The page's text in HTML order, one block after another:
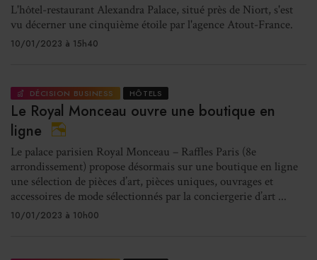
L'hôtel-restaurant Alexandra Palace, situé près de Niort, s'est
vu décerner une cinquième étoile par l'agence Atout-France.
10/01/2023 à 15h40
DÉCISION BUSINESS HÔTELS
Le Royal Monceau ouvre une boutique en
ligne
Le palace parisien Royal Monceau – Raffles Paris (8e
arrondissement) propose désormais sur une boutique en ligne
une sélection de pièces d’art, pièces uniques, ouvrages et
accessoires de mode sélectionnés par la conciergerie d’art ...
10/01/2023 à 10h00